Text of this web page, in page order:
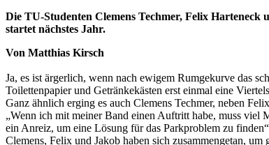
Die TU-Studenten Clemens Techmer, Felix
startet nächstes Jahr.
Von Matthias Kirsch
Ja, es ist ärgerlich, wenn nach ewigem Rumgekurve das
Toilettenpapier und Getränkekästen erst einmal eine
Ganz ähnlich erging es auch Clemens Techmer, neben
„Wenn ich mit meiner Band einen Auftritt habe, muss viel
ein Anreiz, um eine Lösung für das Parkproblem zu
Clemens, Felix und Jakob haben sich zusammengetan,